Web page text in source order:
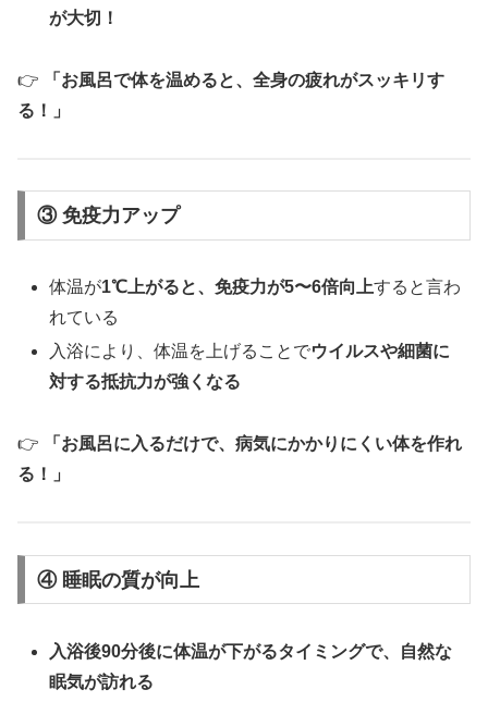
が大切！
👉
「お風呂で体を温めると、全身の疲れがスッキリす
る！」
③ 免疫力アップ
体温が1℃上がると、免疫力が5〜6倍向上すると言わ
れている
入浴により、体温を上げることでウイルスや細菌に
対する抵抗力が強くなる
👉
「お風呂に入るだけで、病気にかかりにくい体を作れ
る！」
④ 睡眠の質が向上
入浴後90分後に体温が下がるタイミングで、自然な
眠気が訪れる